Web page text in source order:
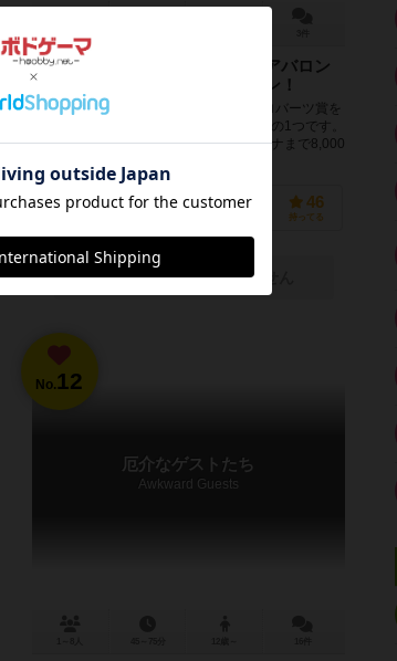
古代文明ボードゲームの名作！アバロン
ヒル社の元祖シビライゼーション！
『文明の曙』は1982年にチャールズ・ロバーツ賞を
受賞した、古代文明ボードゲームの名作の1つです。
人類の農業の発見からパックス・ロマーナまで8,000
42 67 23 46
持ってる
通販の取り扱いがありません
No. 12
厄介なゲストたち
Awkward Guests